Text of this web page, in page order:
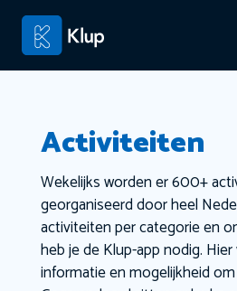
Activiteiten
Wekelijks worden er 600+
georganiseerd door heel
activiteiten per categorie en
heb je de Klup-app nodig. Hier
informatie en mogelijkheid